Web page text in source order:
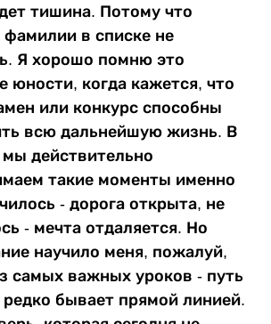
тишина. Потому что
фамилии в списке не
Я хорошо помню это
юности, когда кажется, что
или конкурс способны
всю дальнейшую жизнь. В
мы действительно
такие моменты именно
- дорога открыта, не
- мечта отдаляется. Но
научило меня, пожалуй,
самых важных уроков - путь
редко бывает прямой линией.